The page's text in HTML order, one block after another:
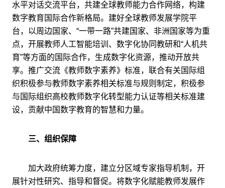
水平对话交流平台，共建全球教师能力合作网络，构建
数字教育国际合作新格局。建好全球教师发展学院平
台，以周边国家、“一带一路”共建国家、非洲国家等为重
点，开展教师人工智能培训、数字化协同教研和“人机共
育”等方面的国际合作，生成数字化资源，推动开放共
享。推广交流《教师数字素养》标准，联合有关国际组
织积极参与教师数字素养相关标准与规则制定，积极参
与国际组织高校教师数字化转型能力认证等相关标准建
设，贡献中国数字教育的智慧和力量。
三、组织保障
加大政府统筹力度，建立分区域专家指导机制，开
展针对性研究、指导和督促。将数字化赋能教师发展作